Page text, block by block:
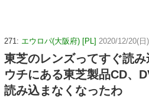
271: エウロパ(大阪府) [PL] 2020/12/20(
東芝のレンズってすぐ読
ウチにある東芝製品CD、
読み込まなくなったわ